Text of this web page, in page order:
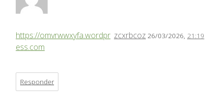
zcxrbcoz 26/03/2026, 21:19
https://omvrwwxyfa.wordpr
ess.com
Responder